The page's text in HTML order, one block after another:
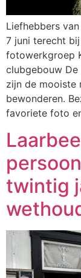
Liefhebbers
7 juni terecht
fotowerkgroep
clubgebouw De
zijn de mooiste
bewonderen.
favoriete foto
twintig